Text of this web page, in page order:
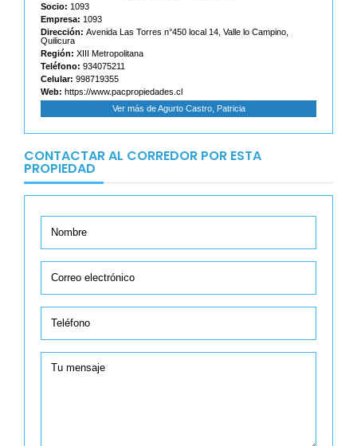
Socio: 1093
Empresa: 1093
Dirección: Avenida Las Torres n°450 local 14, Valle lo Campino,
Quilicura
Región: XIII Metropolitana
Teléfono: 934075211
Celular: 998719355
Web: https://www.pacpropiedades.cl
Ver más de Agurto Castro, Patricia
CONTACTAR AL CORREDOR POR ESTA
PROPIEDAD